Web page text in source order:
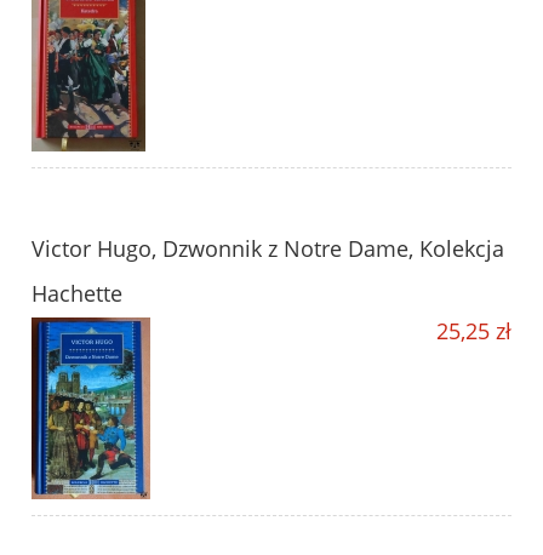
Victor Hugo, Dzwonnik z Notre Dame, Kolekcja
Hachette
25,25 zł